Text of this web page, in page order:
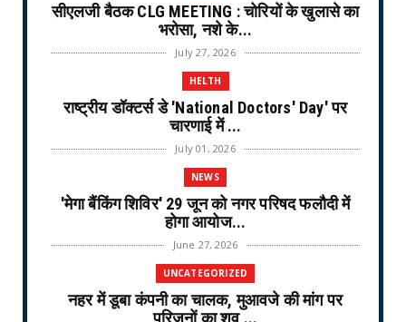
सीएलजी बैठक CLG MEETING : चोरियों के खुलासे का
भरोसा, नशे के...
July 27, 2026
HELTH
राष्ट्रीय डॉक्टर्स डे 'National Doctors' Day' पर
चारणाई में ...
July 01, 2026
NEWS
'मेगा बैंकिंग शिविर' 29 जून को नगर परिषद फलौदी में
होगा आयोज...
June 27, 2026
UNCATEGORIZED
नहर में डूबा कंपनी का चालक, मुआवजे की मांग पर
परिजनों का शव ...